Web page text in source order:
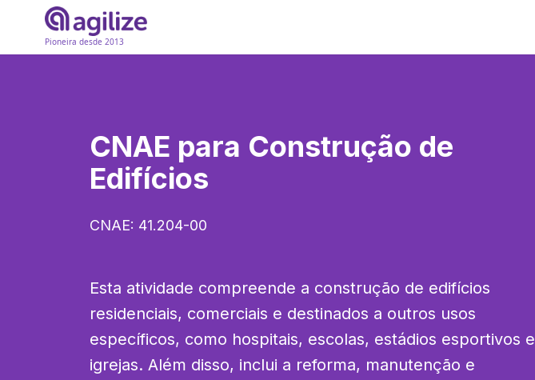
Pioneira desde 2013
CNAE para Construção de
Edifícios
CNAE: 41.204-00
Esta atividade compreende a construção de edifícios
residenciais, comerciais e destinados a outros usos
específicos, como hospitais, escolas, estádios esportivos e
igrejas. Além disso, inclui a reforma, manutenção e